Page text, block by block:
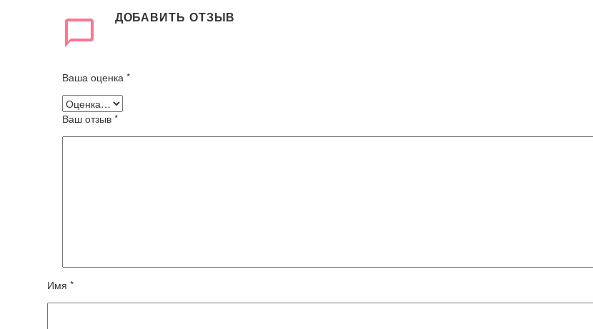
ДОБАВИТЬ ОТЗЫВ
Ваша оценка *
Ваш отзыв *
Имя *